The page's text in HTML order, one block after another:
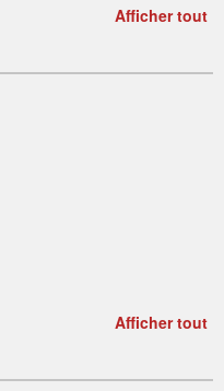
Afficher tout
Afficher tout